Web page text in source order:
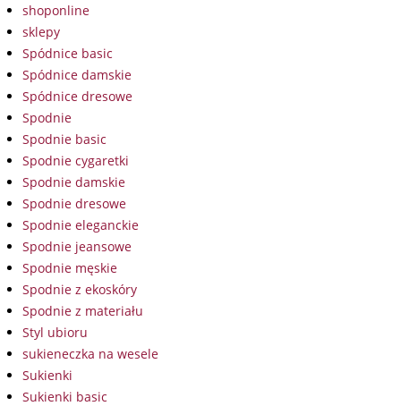
shoponline
sklepy
Spódnice basic
Spódnice damskie
Spódnice dresowe
Spodnie
Spodnie basic
Spodnie cygaretki
Spodnie damskie
Spodnie dresowe
Spodnie eleganckie
Spodnie jeansowe
Spodnie męskie
Spodnie z ekoskóry
Spodnie z materiału
Styl ubioru
sukieneczka na wesele
Sukienki
Sukienki basic